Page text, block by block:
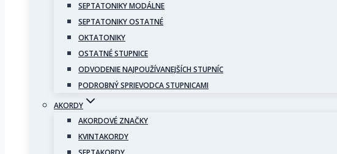
SEPTATONIKY MODÁLNE
SEPTATONIKY OSTATNÉ
OKTATONIKY
OSTATNÉ STUPNICE
ODVODENIE NAJPOUŽÍVANEJŠÍCH STUPNÍC
PODROBNÝ SPRIEVODCA STUPNICAMI
AKORDY
AKORDOVÉ ZNAČKY
KVINTAKORDY